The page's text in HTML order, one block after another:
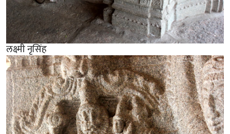
लक्ष्मी नृसिंह